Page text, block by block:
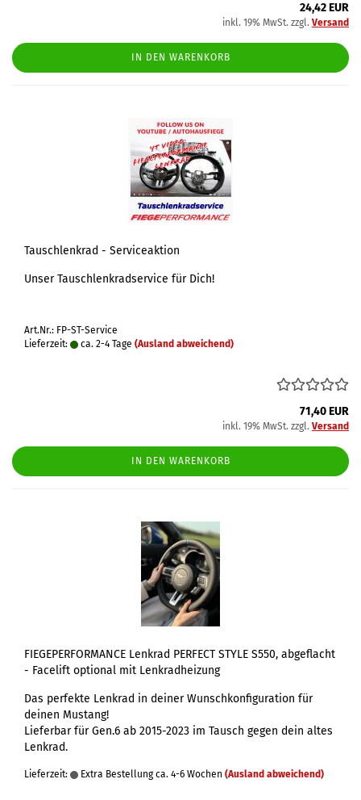
24,42 EUR
inkl. 19% MwSt. zzgl. Versand
IN DEN WARENKORB
Tauschlenkrad - Serviceaktion
Unser Tauschlenkradservice für Dich!
Art.Nr.: FP-ST-Service
Lieferzeit:
ca. 2-4 Tage (Ausland abweichend)
71,40 EUR
inkl. 19% MwSt. zzgl. Versand
IN DEN WARENKORB
FIEGEPERFORMANCE Lenkrad PERFECT STYLE S550, abgeflacht
- Facelift optional mit Lenkradheizung
Das perfekte Lenkrad in deiner Wunschkonfiguration für
deinen Mustang!
Lieferbar für Gen.6 ab 2015-2023 im Tausch gegen dein altes
Lenkrad.
Lieferzeit: Extra Bestellung ca. 4-6 Wochen (Ausland abweichend)